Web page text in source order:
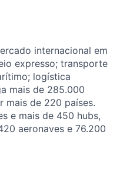
internacional em
expresso; transporte
logística
mais de 285.000
mais de 220 países.
e mais de 450 hubs,
aeronaves e 76.200